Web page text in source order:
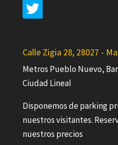
Calle Zigia 28, 28027 -
Metros Pueblo Nuevo,
Ciudad Lineal
Disponemos de parking
nuestros visitantes.
nuestros precios